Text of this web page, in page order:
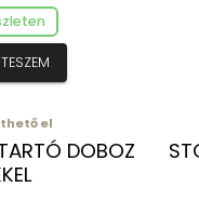
el
DOBOZ